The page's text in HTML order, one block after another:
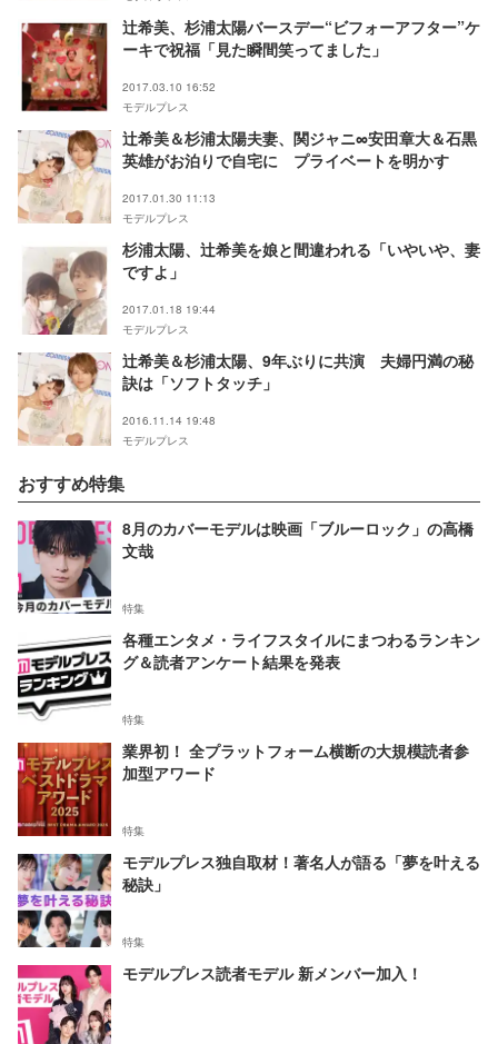
辻希美、杉浦太陽バースデー“ビフォーアフター”ケ
ーキで祝福「見た瞬間笑ってました」
2017.03.10 16:52
モデルプレス
辻希美＆杉浦太陽夫妻、関ジャニ∞安田章大＆石黒
英雄がお泊りで自宅に プライベートを明かす
2017.01.30 11:13
モデルプレス
杉浦太陽、辻希美を娘と間違われる「いやいや、妻
ですよ」
2017.01.18 19:44
モデルプレス
辻希美＆杉浦太陽、9年ぶりに共演 夫婦円満の秘
訣は「ソフトタッチ」
2016.11.14 19:48
モデルプレス
おすすめ特集
8月のカバーモデルは映画「ブルーロック」の高橋
文哉
特集
各種エンタメ・ライフスタイルにまつわるランキン
グ＆読者アンケート結果を発表
特集
業界初！ 全プラットフォーム横断の大規模読者参
加型アワード
特集
モデルプレス独自取材！著名人が語る「夢を叶える
秘訣」
特集
モデルプレス読者モデル 新メンバー加入！